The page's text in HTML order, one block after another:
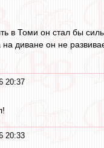
в Томи он стал бы
на диване он не
20:37
20:33